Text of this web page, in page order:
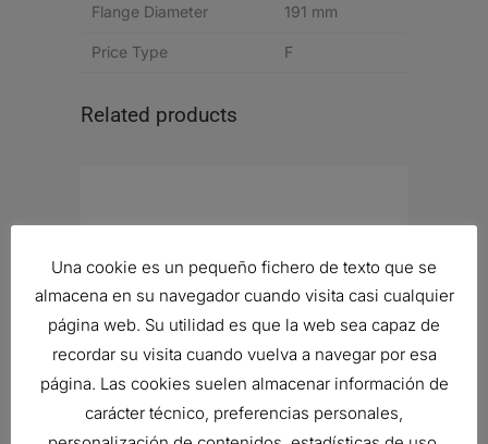
Flange Diameter 191 mm
Price Type F
Related products
Una cookie es un pequeño fichero de texto que se
almacena en su navegador cuando visita casi cualquier
página web. Su utilidad es que la web sea capaz de
recordar su visita cuando vuelva a navegar por esa
página. Las cookies suelen almacenar información de
carácter técnico, preferencias personales,